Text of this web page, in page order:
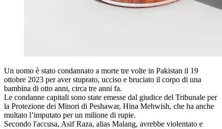
Un uomo è stato condannato a morte tre volte in Pakistan il 19
ottobre 2023 per aver stuprato, ucciso e bruciato il corpo di una
bambina di otto anni, circa tre anni fa.
Le condanne capitali sono state emesse dal giudice del Tribunale per
la Protezione dei Minori di Peshawar, Hina Mehwish, che ha anche
multato l’imputato per un milione di rupie.
Secondo l'accusa, Asif Raza, alias Malang, avrebbe violentato e